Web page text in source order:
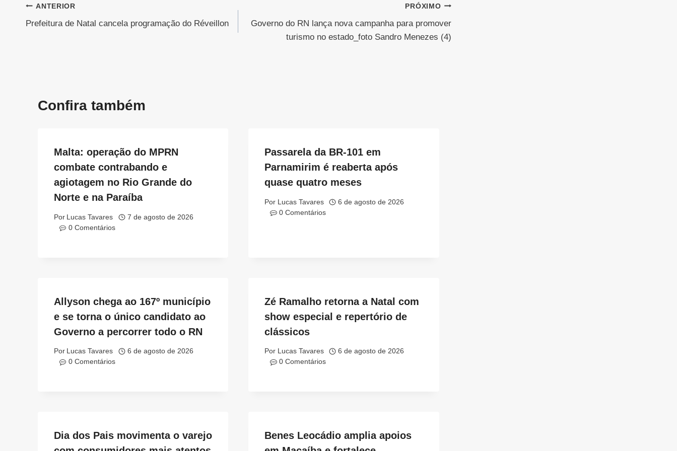
Navegação
de
ANTERIOR
Prefeitura de Natal cancela programação do Réveillon
PRÓXIMO
Governo do RN lança nova campanha para promover
turismo no estado_foto Sandro Menezes (4)
Confira também
Malta: operação do MPRN
combate contrabando e
agiotagem no Rio Grande do
Norte e na Paraíba
Por Lucas Tavares
7 de agosto de 2026
0 Comentários
Passarela da BR-101 em
Parnamirim é reaberta após
quase quatro meses
Por Lucas Tavares
6 de agosto de 2026
0 Comentários
Allyson chega ao 167º município
e se torna o único candidato ao
Governo a percorrer todo o RN
Por Lucas Tavares
6 de agosto de 2026
0 Comentários
Zé Ramalho retorna a Natal com
show especial e repertório de
clássicos
Por Lucas Tavares
6 de agosto de 2026
0 Comentários
Dia dos Pais movimenta o varejo
Benes Leocádio amplia apoios